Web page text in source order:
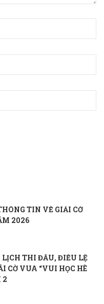
TIN VỀ GIẢI CỜ
2026
LỊCH THI ĐẤU, ĐIỀU LỆ
CỜ VUA “VUI HỌC HÈ
2